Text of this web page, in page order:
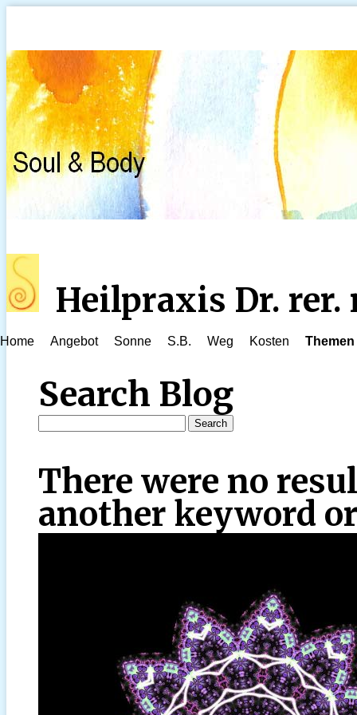
Heilpraxis Dr. rer.
Home Angebot Sonne S.B. Weg Kosten Themen
Search Blog
There were no
another keyword